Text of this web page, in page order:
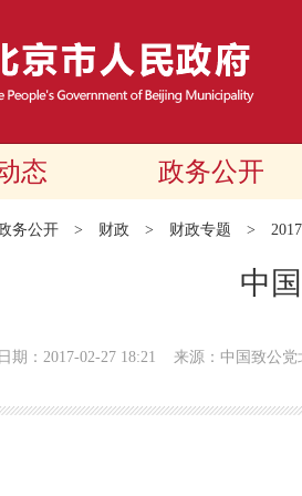
态 政务公开
务公开 > 财政 > 财政专题 >
中
日期：2017-02-27 18:21 来源：中国致公